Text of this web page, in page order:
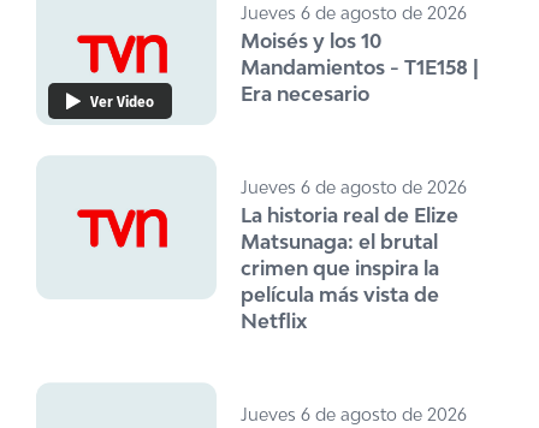
Ver Video
Jueves 6 de agosto de 2026
Moisés y los 10
Mandamientos - T1E158 |
Era necesario
Jueves 6 de agosto de 2026
La historia real de Elize
Matsunaga: el brutal
crimen que inspira la
película más vista de
Netflix
Jueves 6 de agosto de 2026